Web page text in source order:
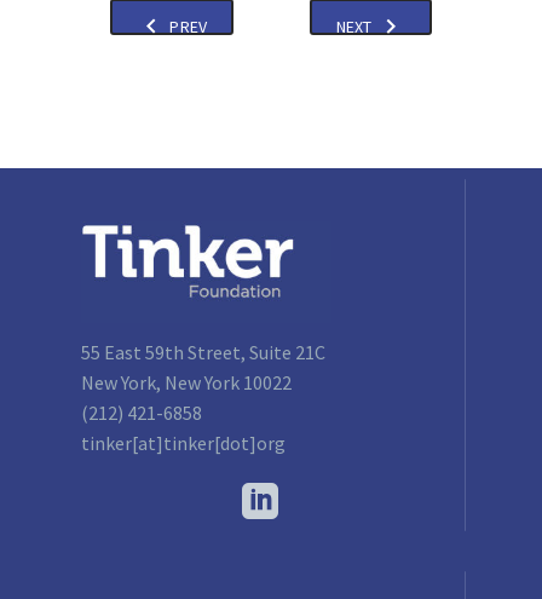
PREV NEXT
55 East 59th Street, Suite 21C
New York, New York 10022
(212) 421-6858
tinker[at]tinker[dot]org